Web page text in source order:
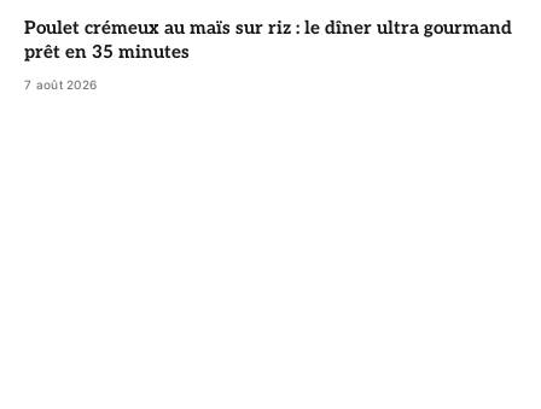
Poulet crémeux au maïs sur riz : le dîner ultra gourmand
prêt en 35 minutes
7 août 2026